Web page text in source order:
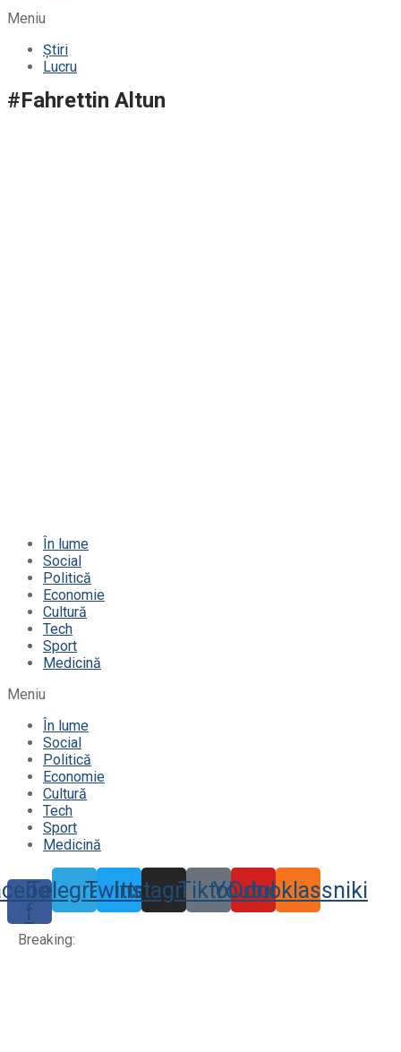
Meniu
Știri
Lucru
#Fahrettin Altun
În lume
Social
Politică
Economie
Cultură
Tech
Sport
Medicină
Meniu
În lume
Social
Politică
Economie
Cultură
Tech
Sport
Medicină
f
TelegramTwitter
Instagram
TiktokYoutube
Odnoklassniki
Breaking: